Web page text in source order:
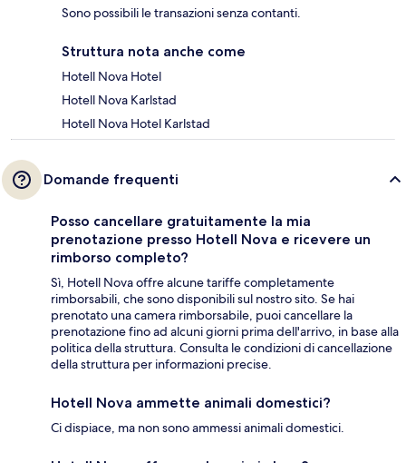
Sono possibili le transazioni senza contanti.
Struttura nota anche come
Hotell Nova Hotel
Hotell Nova Karlstad
Hotell Nova Hotel Karlstad
Domande frequenti
Posso cancellare gratuitamente la mia
prenotazione presso Hotell Nova e ricevere un
rimborso completo?
Sì, Hotell Nova offre alcune tariffe completamente
rimborsabili, che sono disponibili sul nostro sito. Se hai
prenotato una camera rimborsabile, puoi cancellare la
prenotazione fino ad alcuni giorni prima dell'arrivo, in base alla
politica della struttura. Consulta le condizioni di cancellazione
della struttura per informazioni precise.
Hotell Nova ammette animali domestici?
Ci dispiace, ma non sono ammessi animali domestici.